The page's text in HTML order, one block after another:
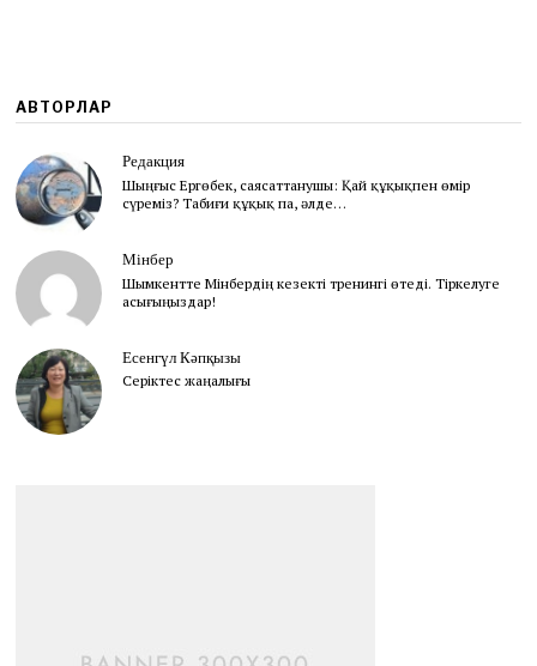
АВТОРЛАР
Редакция
Шыңғыс Ергөбек, cаясаттанушы: Қай құқықпен өмір
сүреміз? Табиғи құқық па, әлде…
Мінбер
Шымкентте Мінбердің кезекті тренингі өтеді. Тіркелуге
асығыңыздар!
Есенгүл Кәпқызы
Серіктес жаңалығы